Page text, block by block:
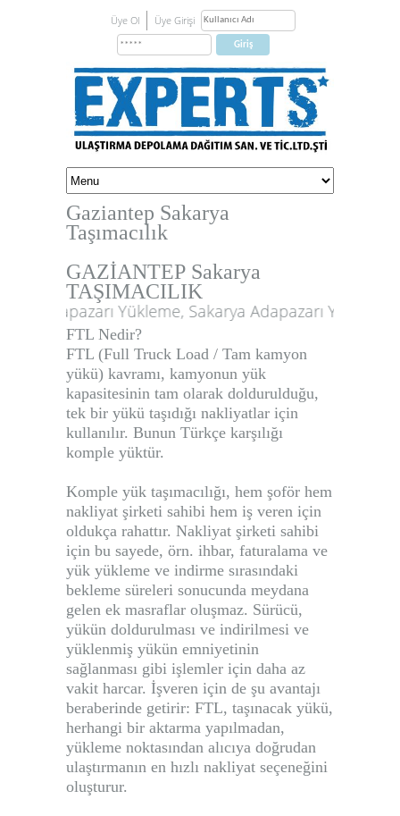
Üye Ol Üye Girişi
Gaziantep Sakarya
Taşımacılık
GAZİANTEP Sakarya
TAŞIMACILIK
Adapazarı Yükleme, Sakarya Adapazarı Yük
FTL Nedir?
FTL (Full Truck Load / Tam kamyon
yükü) kavramı, kamyonun yük
kapasitesinin tam olarak doldurulduğu,
tek bir yükü taşıdığı nakliyatlar için
kullanılır. Bunun Türkçe karşılığı
komple yüktür.
Komple yük taşımacılığı, hem şoför hem
nakliyat şirketi sahibi hem iş veren için
oldukça rahattır. Nakliyat şirketi sahibi
için bu sayede, örn. ihbar, faturalama ve
yük yükleme ve indirme sırasındaki
bekleme süreleri sonucunda meydana
gelen ek masraflar oluşmaz. Sürücü,
yükün doldurulması ve indirilmesi ve
yüklenmiş yükün emniyetinin
sağlanması gibi işlemler için daha az
vakit harcar. İşveren için de şu avantajı
beraberinde getirir: FTL, taşınacak yükü,
herhangi bir aktarma yapılmadan,
yükleme noktasından alıcıya doğrudan
ulaştırmanın en hızlı nakliyat seçeneğini
oluşturur.